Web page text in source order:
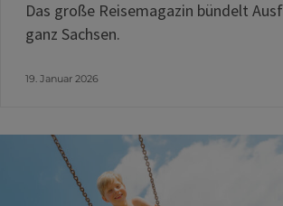
Das große Reisemagazin bündelt
ganz Sachsen.
19. Januar 2026